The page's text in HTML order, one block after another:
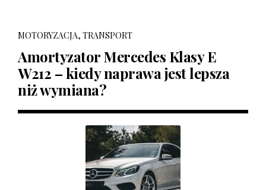
MOTORYZACJA, TRANSPORT
Amortyzator Mercedes Klasy E
W212 – kiedy naprawa jest lepsza
niż wymiana?